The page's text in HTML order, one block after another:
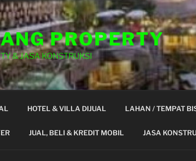
PROPERTY
& JASA KONSTRUKSI
HOTEL & VILLA DIJUAL LAHAN / TEMPAT
JUAL, BELI & KREDIT MOBIL JASA